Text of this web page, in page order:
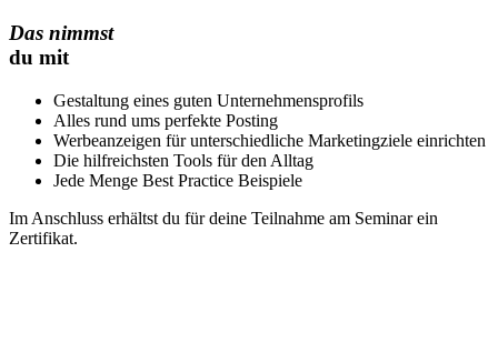
Das nimmst
du mit
Gestaltung eines guten Unternehmensprofils
Alles rund ums perfekte Posting
Werbeanzeigen für unterschiedliche Marketingziele einrichten
Die hilfreichsten Tools für den Alltag
Jede Menge Best Practice Beispiele
Im Anschluss erhältst du für deine Teilnahme am Seminar ein
Zertifikat.